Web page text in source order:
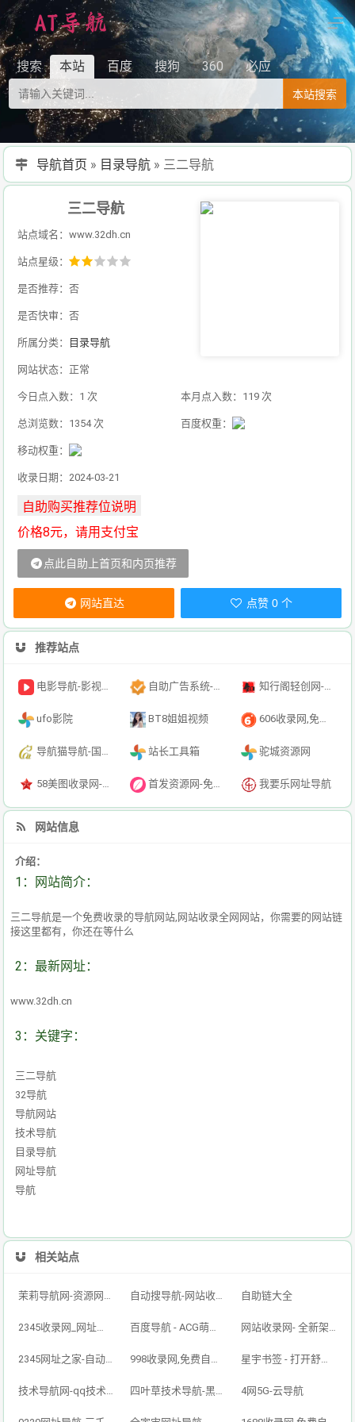
搜索 本站 百度 搜狗 360 必应
本站搜索
导航首页 » 目录导航» 三二导航
三二导航
站点域名：www.32dh.cn
站点星级：
是否推荐：否
是否快审：否
所属分类： 目录导航
网站状态：正常
今日点入数：1 次 本月点入数：119 次
总浏览数：1354 次 百度权重：
移动权重：
收录日期：2024-03-21
价格8元，请用支付宝
点此自助上首页和内页推荐
网站直达 点赞 0 个
推荐站点
电影导航-影视导航-电影搜索-影视搜索-电影站收录 自助广告系统-自助广告源码-自助投放广告插件 知行阁轻创网-分享网络赚钱项目-全网首发副业项目实操平台-副业创业项目网
ufo影院 BT8姐姐视频 606收录网,免费自动秒收录网址,提供自动收录,网站导航大全源码,自动链,友情链接交换。
导航猫导航-国内专业的技术资源网分类平台 站长工具箱 驼城资源网
58美图收录网-自动收录网站-流量交换-自动链 首发资源网-免费资源下载-最新php源码下载-热门资源下载 我要乐网址导航
网站信息
介绍：
1：网站简介：
三二导航是一个免费收录的导航网站,网站收录全网网站，你需要的网站链
接这里都有，你还在等什么
2：最新网址：
www.32dh.cn
3：关键字：
三二导航
32导航
导航网站
技术导航
目录导航
网址导航
导航
相关站点
茉莉导航网-资源网址导航,汇集各大资源网,全网优质技术教程网 自动搜导航-网站收录-自动收录网-网址收录-自动秒收录 自助链大全
2345收录网_网址导航_免费收录网站_自动收录网_秒收录 百度导航 - ACG萌次元丨ACG导航网丨二次元导航丨资源网导航丨福利网址导航 - BaiDu导航 网站收录网- 全新架构自动秒收录网址导航，实现自主提交，自动化收录，打造百万网址库
2345网址之家-自动秒收录,好网址导航 998收录网,免费自动秒收录网址,提供自动收录,网站导航大全源码,自动链,友情链接交换。 星宇书签 - 打开舒适旅程，畅享资源之旅
技术导航网-qq技术导航网-专注网址收录研究 四叶草技术导航-黑科技,资源导航,云端,QQ技术导航网分享网络精品资源平台,多开,云端,网站源码,QQ技术,教程网,小刀娱乐网 4网5G-云导航